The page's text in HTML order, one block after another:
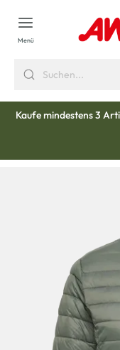
springen
Menü
Kaufe mindestens 3